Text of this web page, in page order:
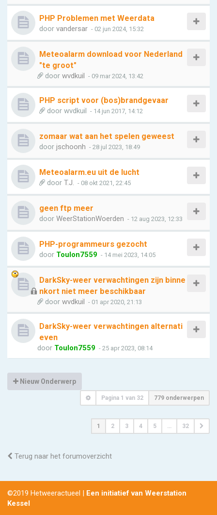
PHP Problemen met Weerdata
door vandersar - 02 jun 2024, 15:32
Meteoalarm download voor Nederland
"te groot"
door wvdkuil - 09 mar 2024, 13:42
PHP script voor (bos)brandgevaar
door wvdkuil - 14 jun 2017, 14:12
zomaar wat aan het spelen geweest
door jschoonh - 28 jul 2023, 18:49
Meteoalarm.eu uit de lucht
door T.J. - 08 okt 2021, 22:45
geen ftp meer
door WeerStationWoerden - 12 aug 2023, 12:33
PHP-programmeurs gezocht
door Toulon7559 - 14 mei 2023, 14:05
DarkSky-weer verwachtingen zijn binne
nkort niet meer beschikbaar
door wvdkuil - 01 apr 2020, 21:13
DarkSky-weer verwachtingen alternati
even
door Toulon7559 - 25 apr 2023, 08:14
Nieuw Onderwerp
Pagina 1 van 32 779 onderwerpen
1 2 3 4 5 … 32
Terug naar het forumoverzicht
©2019 Hetweeractueel | Een initiatief van Weerstation
Kessel